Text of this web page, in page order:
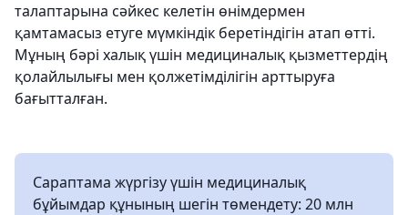
талаптарына сәйкес келетін өнімдермен
қамтамасыз етуге мүмкіндік беретіндігін атап өтті.
Мұның бәрі халық үшін медициналық қызметтердің
қолайлылығы мен қолжетімділігін арттыруға
бағытталған.
Сараптама жүргізу үшін медициналық
бұйымдар құнының шегін төмендету: 20 млн